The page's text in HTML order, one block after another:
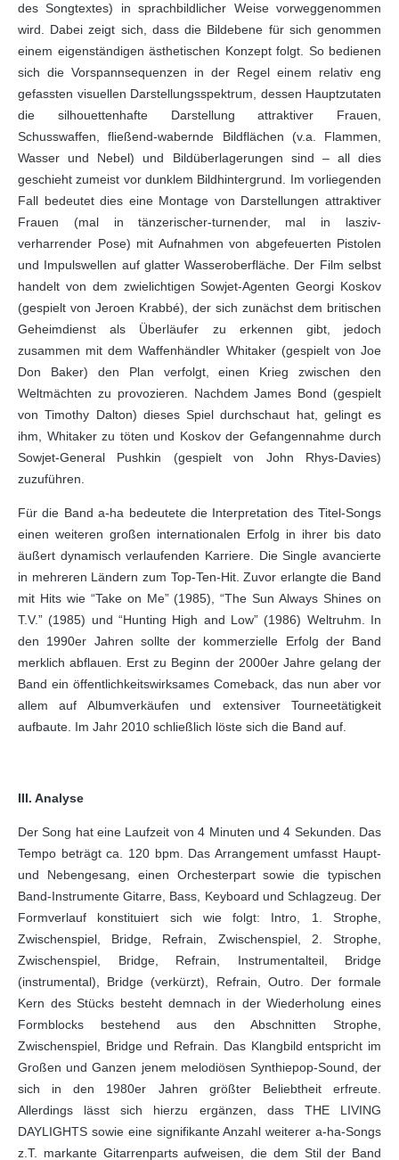
des Songtextes) in sprachbildlicher Weise vorweggenommen
wird. Dabei zeigt sich, dass die Bildebene für sich genommen
einem eigenständigen ästhetischen Konzept folgt. So bedienen
sich die Vorspannsequenzen in der Regel einem relativ eng
gefassten visuellen Darstellungsspektrum, dessen Hauptzutaten
die silhouettenhafte Darstellung attraktiver Frauen,
Schusswaffen, fließend-wabernde Bildflächen (v.a. Flammen,
Wasser und Nebel) und Bildüberlagerungen sind – all dies
geschieht zumeist vor dunklem Bildhintergrund. Im vorliegenden
Fall bedeutet dies eine Montage von Darstellungen attraktiver
Frauen (mal in tänzerischer-turnender, mal in lasziv-
verharrender Pose) mit Aufnahmen von abgefeuerten Pistolen
und Impulswellen auf glatter Wasseroberfläche. Der Film selbst
handelt von dem zwielichtigen Sowjet-Agenten Georgi Koskov
(gespielt von Jeroen Krabbé), der sich zunächst dem britischen
Geheimdienst als Überläufer zu erkennen gibt, jedoch
zusammen mit dem Waffenhändler Whitaker (gespielt von Joe
Don Baker) den Plan verfolgt, einen Krieg zwischen den
Weltmächten zu provozieren. Nachdem James Bond (gespielt
von Timothy Dalton) dieses Spiel durchschaut hat, gelingt es
ihm, Whitaker zu töten und Koskov der Gefangennahme durch
Sowjet-General Pushkin (gespielt von John Rhys-Davies)
zuzuführen.
Für die Band a-ha bedeutete die Interpretation des Titel-Songs
einen weiteren großen internationalen Erfolg in ihrer bis dato
äußert dynamisch verlaufenden Karriere. Die Single avancierte
in mehreren Ländern zum Top-Ten-Hit. Zuvor erlangte die Band
mit Hits wie “Take on Me” (1985), “The Sun Always Shines on
T.V.” (1985) und “Hunting High and Low” (1986) Weltruhm. In
den 1990er Jahren sollte der kommerzielle Erfolg der Band
merklich abflauen. Erst zu Beginn der 2000er Jahre gelang der
Band ein öffentlichkeitswirksames Comeback, das nun aber vor
allem auf Albumverkäufen und extensiver Tourneetätigkeit
aufbaute. Im Jahr 2010 schließlich löste sich die Band auf.
III. Analyse
Der Song hat eine Laufzeit von 4 Minuten und 4 Sekunden. Das
Tempo beträgt ca. 120 bpm. Das Arrangement umfasst Haupt-
und Nebengesang, einen Orchesterpart sowie die typischen
Band-Instrumente Gitarre, Bass, Keyboard und Schlagzeug. Der
Formverlauf konstituiert sich wie folgt: Intro, 1. Strophe,
Zwischenspiel, Bridge, Refrain, Zwischenspiel, 2. Strophe,
Zwischenspiel, Bridge, Refrain, Instrumentalteil, Bridge
(instrumental), Bridge (verkürzt), Refrain, Outro. Der formale
Kern des Stücks besteht demnach in der Wiederholung eines
Formblocks bestehend aus den Abschnitten Strophe,
Zwischenspiel, Bridge und Refrain. Das Klangbild entspricht im
Großen und Ganzen jenem melodiösen Synthiepop-Sound, der
sich in den 1980er Jahren größter Beliebtheit erfreute.
Allerdings lässt sich hierzu ergänzen, dass THE LIVING
DAYLIGHTS sowie eine signifikante Anzahl weiterer a-ha-Songs
z.T. markante Gitarrenparts aufweisen, die dem Stil der Band